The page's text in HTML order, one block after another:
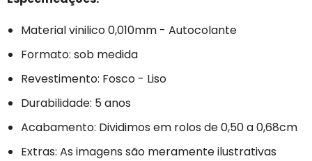
Material vinilico 0,010mm - Autocolante
Formato: sob medida
Revestimento: Fosco - Liso
Durabilidade: 5 anos
Acabamento: Dividimos em rolos de 0,50 a 0,68cm
Extras: As imagens são meramente ilustrativas